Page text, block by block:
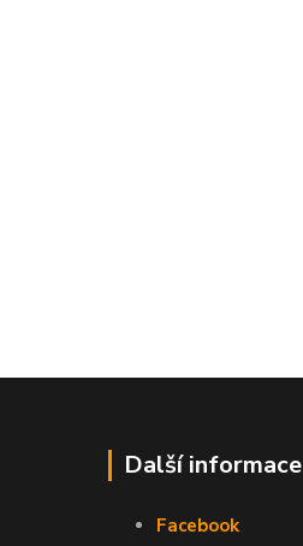
Další informace
Facebook